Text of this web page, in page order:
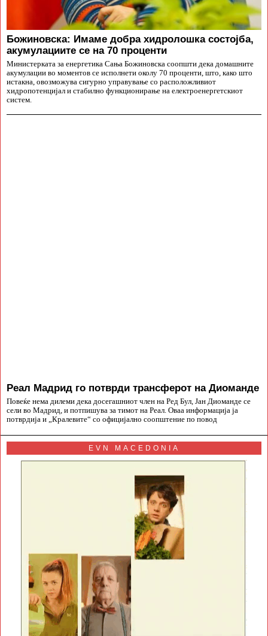
Божиновска: Имаме добра хидролошка состојба,
акумулациите се на 70 проценти
Министерката за енергетика Сања Божиновска соопшти дека домашните
акумулации во моментов се исполнети околу 70 проценти, што, како што
истакна, овозможува сигурно управување со расположливиот
хидропотенцијал и стабилно функционирање на електроенергетскиот
систем.
Реал Мадрид го потврди трансферот на Диоманде
Повеќе нема дилеми дека досегашниот член на Ред Бул, Јан Диоманде се
сели во Мадрид, и потпишува за тимот на Реал. Оваа информација ја
потврдија и „Кралевите“ со официјално соопштение по повод
EVN MACEDONIA